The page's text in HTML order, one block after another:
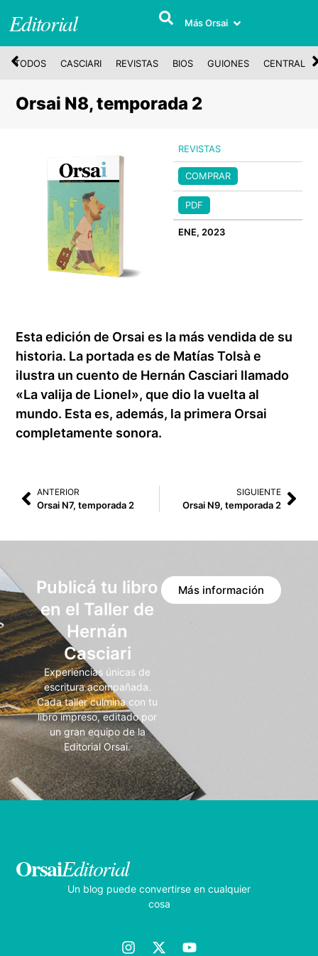
Editorial Más Orsai
TODOS CASCIARI REVISTAS BIOS GUIONES CENTRAL
Orsai N8, temporada 2
REVISTAS
COMPRAR
PDF
ENE, 2023
Esta edición de Orsai es la más vendida de su
historia. La portada es de Matías Tolsà e
ilustra un cuento de Hernán Casciari llamado
«La valija de Lionel», que dio la vuelta al
mundo. Esta es, además, la primera Orsai
completamente sonora.
ANTERIOR
Orsai N7, temporada 2
SIGUIENTE
Orsai N9, temporada 2
Publicá tu libro
en el Taller de
Hernán
Casciari
Experiencias únicas de
escritura acompañada.
Cada taller culmina con tu
libro impreso, editado por
un gran equipo de la
Editorial Orsai.
Más información
OrsaiEditorial
Un blog puede convertirse en cualquier
cosa